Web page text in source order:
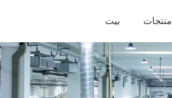
بيت منتجات